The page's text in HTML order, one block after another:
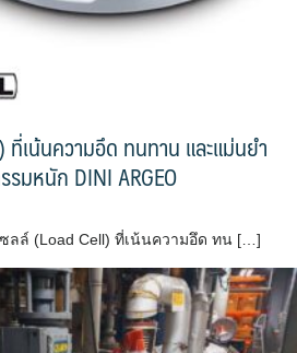
ที่เน้นความอึด ทนทาน และแม่นยำ
มหนัก DINI ARGEO
ลล์ (Load Cell) ที่เน้นความอึด ทน […]